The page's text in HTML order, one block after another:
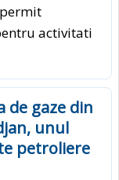
activitati
de gaze din
unul
petroliere